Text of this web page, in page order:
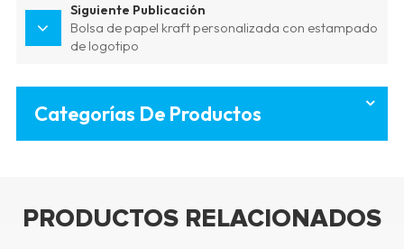
Siguiente Publicación
Bolsa de papel kraft personalizada con estampado
de logotipo
Categorías De Productos
PRODUCTOS RELACIONADOS